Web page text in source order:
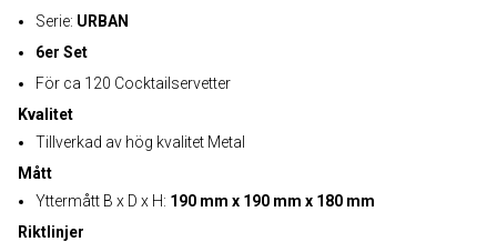
Serie: URBAN
6er Set
För ca 120 Cocktailservetter
Kvalitet
Tillverkad av hög kvalitet Metal
Mått
Yttermått B x D x H: 190 mm x 190 mm x 180 mm
Riktlinjer